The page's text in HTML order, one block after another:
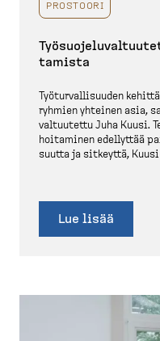
PROSTOORI
tamista
Työtur­val­li­suuden
ryhmien yhteinen asia,
val­tuutettu Juha Kuusi.
hoitaminen edellyttää
suutta ja sitkeyttä,
Lue lisää